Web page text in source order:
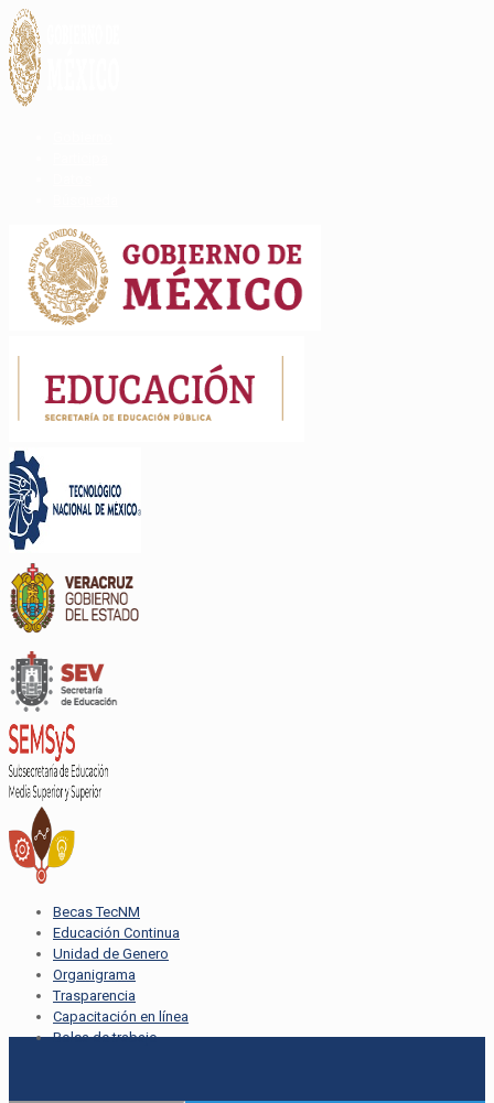
Becas TecNM
Educación Continua
Unidad de Genero
Organigrama
Trasparencia
Capacitación en línea
Bolsa de trabajo